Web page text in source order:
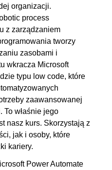
i
OGLĄDAJ »
do
00:28:12
00:04:41
organizacji.
process
z zarządzaniem
tworzy
zasobami i
wkracza Microsoft
typu low code, które
zaawansowanej
To właśnie jego
nasz kurs. Skorzystają z
jak i osoby, które
kariery.
Power Automate